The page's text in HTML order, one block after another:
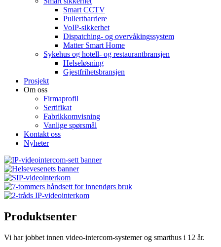
Smart CCTV
Pullertbarriere
VoIP-sikkerhet
Dispatching- og overvåkingssystem
Matter Smart Home
Sykehus og hotell- og restaurantbransjen
Helseløsning
Gjestfrihetsbransjen
Prosjekt
Om oss
Firmaprofil
Sertifikat
Fabrikkomvisning
Vanlige spørsmål
Kontakt oss
Nyheter
Produktsenter
Vi har jobbet innen video-intercom-systemer og smarthus i 12 år.